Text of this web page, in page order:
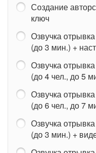
Создание
ключ
Озвучка
(до 3 мин.) +
Озвучка
(до 4 чел., до 5
Озвучка
(до 6 чел., до 7
Озвучка
(до 3 мин.) +